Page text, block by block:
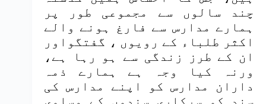
چند سالوں سے مجموعی طور پر
ہمارے مدارس سے فارغ ہونے والے
اکثر طلباء کے رویوں ، گفتگواور
ان کے طرز زندگی سے ہو رہا ہے،
ورنہ کیا وجہ ہے ہمارے ذمہ
داران مدارس کو اپنے مدارس کی